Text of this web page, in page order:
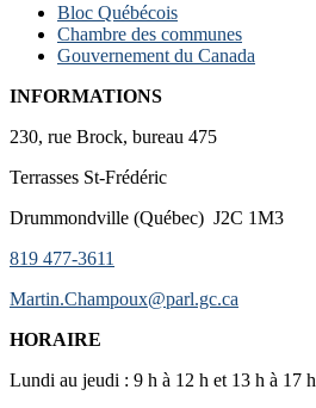
Bloc Québécois
Chambre des communes
Gouvernement du Canada
INFORMATIONS
230, rue Brock, bureau 475
Terrasses St-Frédéric
Drummondville (Québec) J2C 1M3
819 477-3611
Martin.Champoux@parl.gc.ca
HORAIRE
Lundi au jeudi : 9 h à 12 h et 13 h à 17 h